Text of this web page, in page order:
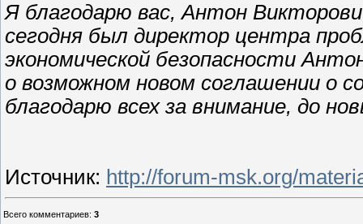
Я благодарю вас, Антон
сегодня был директор центра
экономической безопасности
о возможном новом соглашении о
благодарю всех за внимание, до
Источник: http://forum-msk.org/
Всего комментариев: 3